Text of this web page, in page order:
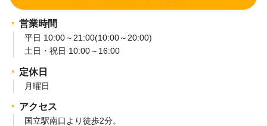
営業時間
平日 10:00～21:00(10:00～20:00)
土日・祝日 10:00～16:00
定休日
月曜日
アクセス
国立駅南口より徒歩2分。